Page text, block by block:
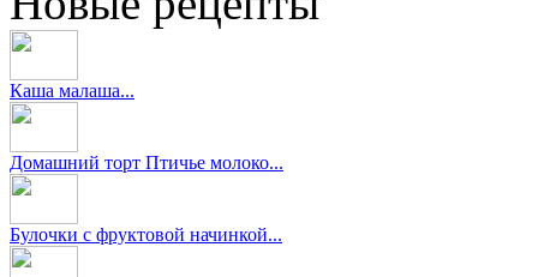
Каша малаша...
Домашний торт Птичье молоко...
Булочки с фруктовой начинкой...